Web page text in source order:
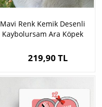
Mavi Renk Kemik Desenli
Kaybolursam Ara Köpek
219,90 TL